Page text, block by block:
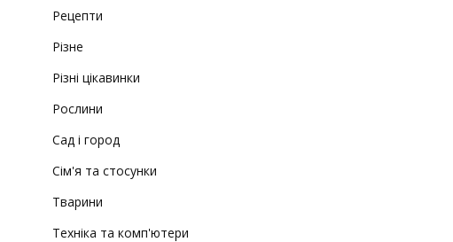
Рецепти
Різне
Різні цікавинки
Рослини
Сад і город
Сім'я та стосунки
Тварини
Техніка та комп'ютери